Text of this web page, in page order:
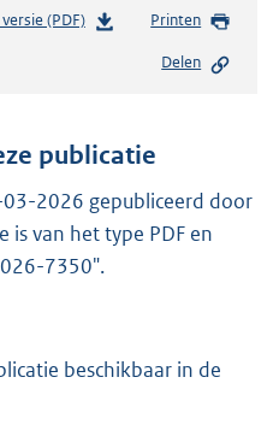
(PDF)b
n
s
r
o
e
Printen
Delen
publicatie
2026 gepubliceerd door
is van het type PDF en
7350".
beschikbaar in de